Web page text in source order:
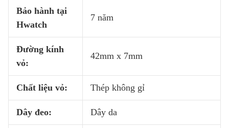
Bảo hành tại
Hwatch
7 năm
Đường kính
vỏ:
42mm x 7mm
Chất liệu vỏ: Thép không gỉ
Dây đeo: Dây da